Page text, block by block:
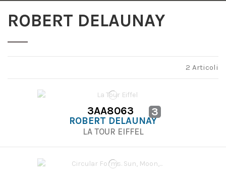
ROBERT DELAUNAY
2 Articoli
3AA8063 3
ROBERT DELAUNAY
LA TOUR EIFFEL